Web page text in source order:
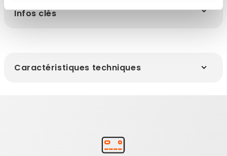
Infos clés
Caractéristiques techniques